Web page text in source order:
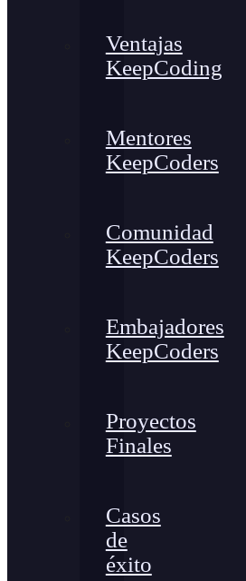
Ventajas
KeepCoding
Mentores
KeepCoders
Comunidad
KeepCoders
Embajadores
KeepCoders
Proyectos
Finales
Casos
de
éxito